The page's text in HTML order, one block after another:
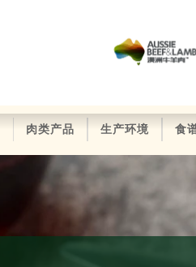
肉类产品 生产环境 食